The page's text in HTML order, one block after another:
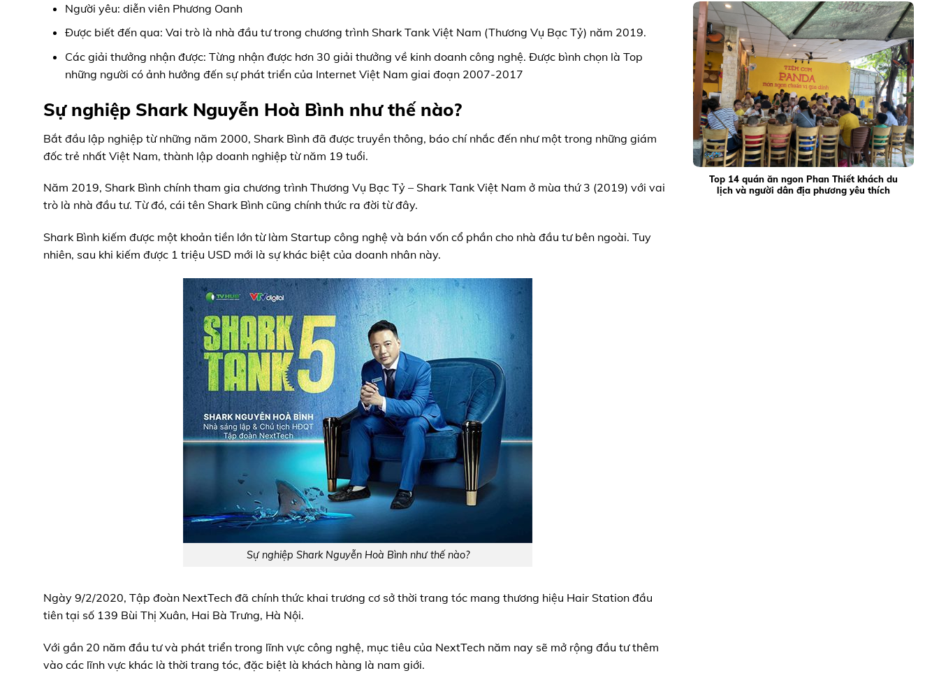
Người yêu: diễn viên Phương Oanh
Được biết đến qua: Vai trò là nhà đầu tư trong chương trình Shark Tank Việt Nam (Thương Vụ Bạc Tỷ) năm 2019.
Các giải thưởng nhận được: Từng nhận được hơn 30 giải thưởng về kinh doanh công nghệ. Được bình chọn là Top
những người có ảnh hưởng đến sự phát triển của Internet Việt Nam giai đoạn 2007-2017
Sự nghiệp Shark Nguyễn Hoà Bình như thế nào?
Bắt đầu lập nghiệp từ những năm 2000, Shark Bình đã được truyền thông, báo chí nhắc đến như một trong những giám
đốc trẻ nhất Việt Nam, thành lập doanh nghiệp từ năm 19 tuổi.
Năm 2019, Shark Bình chính tham gia chương trình Thương Vụ Bạc Tỷ – Shark Tank Việt Nam ở mùa thứ 3 (2019) với vai
trò là nhà đầu tư. Từ đó, cái tên Shark Bình cũng chính thức ra đời từ đây.
Shark Bình kiếm được một khoản tiền lớn từ làm Startup công nghệ và bán vốn cổ phần cho nhà đầu tư bên ngoài. Tuy
nhiên, sau khi kiếm được 1 triệu USD mới là sự khác biệt của doanh nhân này.
Sự nghiệp Shark Nguyễn Hoà Bình như thế nào?
Ngày 9/2/2020, Tập đoàn NextTech đã chính thức khai trương cơ sở thời trang tóc mang thương hiệu Hair Station đầu
tiên tại số 139 Bùi Thị Xuân, Hai Bà Trưng, Hà Nội.
Với gần 20 năm đầu tư và phát triển trong lĩnh vực công nghệ, mục tiêu của NextTech năm nay sẽ mở rộng đầu tư thêm
vào các lĩnh vực khác là thời trang tóc, đặc biệt là khách hàng là nam giới.
Top 14 quán ăn ngon Phan Thiết khách du
lịch và người dân địa phương yêu thích